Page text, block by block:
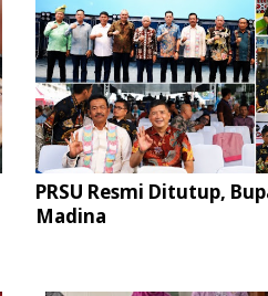
PRSU Resmi Ditutup,
Madina